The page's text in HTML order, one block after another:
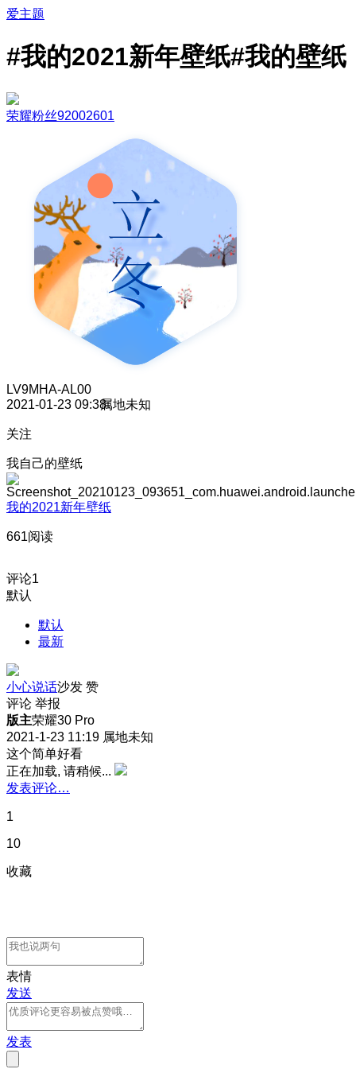
爱主题
#我的2021新年壁纸#我的壁纸
荣耀粉丝92002601
LV9MHA-AL00
2021-01-23 09:38属地未知
关注
我自己的壁纸
我的2021新年壁纸
661阅读
评论1
默认
默认
最新
小心说话沙发 赞
评论 举报
版主荣耀30 Pro
2021-1-23 11:19 属地未知
这个简单好看
正在加载, 请稍候...
发表评论…
1
10
收藏
表情
发送
发表